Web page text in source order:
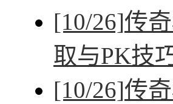
[10/26]传
取与PK技
[10/26]传